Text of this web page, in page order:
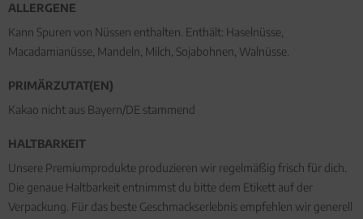
ALLERGENE
Kann Spuren von Nüssen enthalten. Enthält: Haselnüsse,
Macadamianüsse, Mandeln, Milch, Sojabohnen, Walnüsse.
PRIMÄRZUTAT(EN)
Kakao nicht aus Bayern/DE stammend
HALTBARKEIT
Unsere Premiumprodukte produzieren wir regelmäßig frisch für dich.
Die genaue Haltbarkeit entnimmst du bitte dem Etikett auf der
Verpackung. Für das beste Geschmackserlebnis empfehlen wir generell